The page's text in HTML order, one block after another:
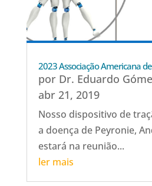
2023 Associação Americana
por Dr. Eduardo
abr 21, 2019
Nosso dispositivo de
a doença de Peyronie,
estará na reunião...
ler mais